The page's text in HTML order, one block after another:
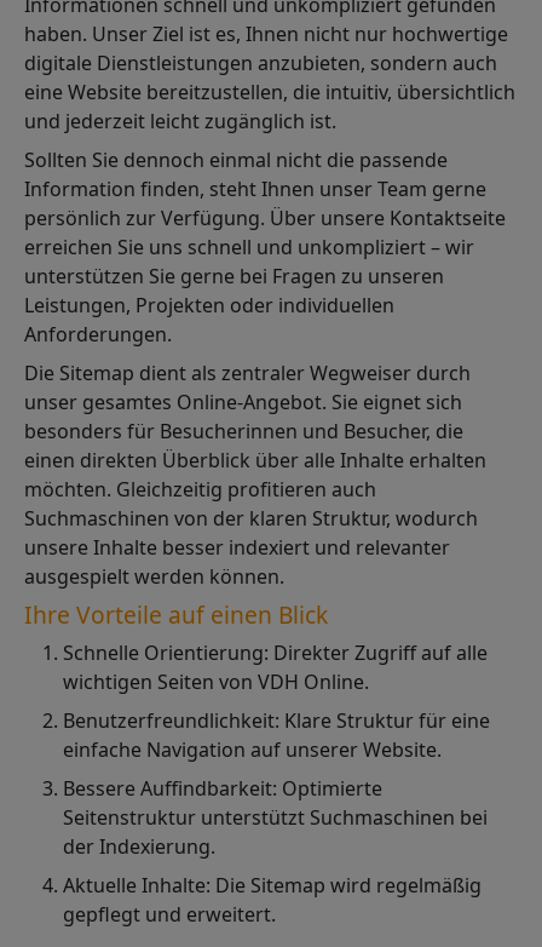
haben. Unser Ziel ist es, Ihnen nicht nur hochwertige
digitale Dienstleistungen anzubieten, sondern auch
eine Website bereitzustellen, die intuitiv, übersichtlich
und jederzeit leicht zugänglich ist.
Sollten Sie dennoch einmal nicht die passende
Information finden, steht Ihnen unser Team gerne
persönlich zur Verfügung. Über unsere Kontaktseite
erreichen Sie uns schnell und unkompliziert – wir
unterstützen Sie gerne bei Fragen zu unseren
Leistungen, Projekten oder individuellen
Anforderungen.
Die Sitemap dient als zentraler Wegweiser durch
unser gesamtes Online-Angebot. Sie eignet sich
besonders für Besucherinnen und Besucher, die
einen direkten Überblick über alle Inhalte erhalten
möchten. Gleichzeitig profitieren auch
Suchmaschinen von der klaren Struktur, wodurch
unsere Inhalte besser indexiert und relevanter
ausgespielt werden können.
Ihre Vorteile auf einen Blick
Schnelle Orientierung: Direkter Zugriff auf alle
wichtigen Seiten von VDH Online.
Benutzerfreundlichkeit: Klare Struktur für eine
einfache Navigation auf unserer Website.
Bessere Auffindbarkeit: Optimierte
Seitenstruktur unterstützt Suchmaschinen bei
der Indexierung.
Aktuelle Inhalte: Die Sitemap wird regelmäßig
gepflegt und erweitert.